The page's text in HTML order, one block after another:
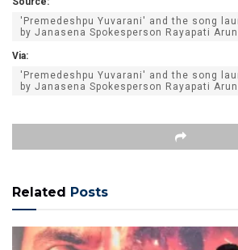
'Premedeshpu Yuvarani' and the song
by Janasena Spokesperson Rayapati
Via:
'Premedeshpu Yuvarani' and the song
by Janasena Spokesperson Rayapati
Related Posts